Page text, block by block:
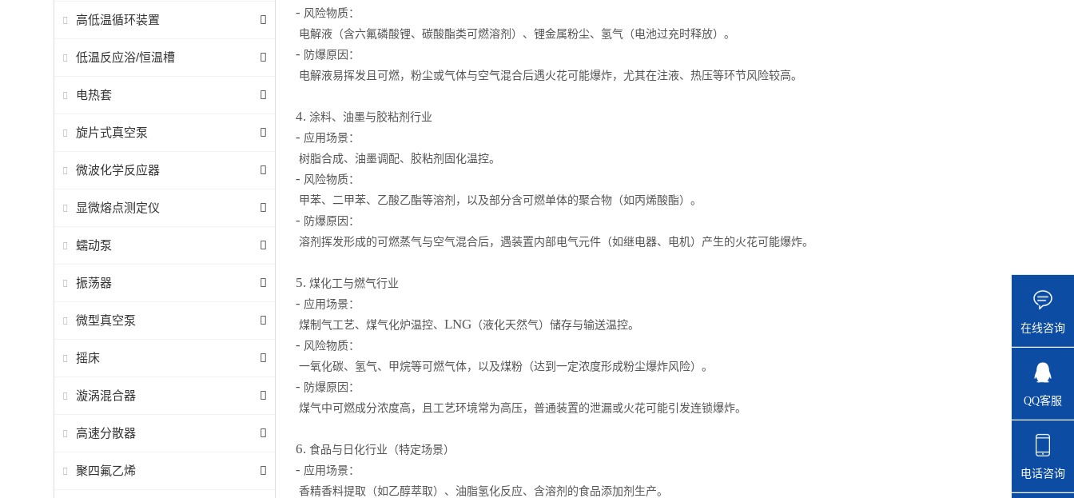
高低温循环装置
低温反应浴/恒温槽
电热套
旋片式真空泵
微波化学反应器
显微熔点测定仪
蠕动泵
振荡器
微型真空泵
摇床
漩涡混合器
高速分散器
聚四氟乙烯
- 风险物质：
电解液（含六氟磷酸锂、碳酸酯类可燃溶剂）、锂金属粉尘、氢气（电池过充时释放）。
- 防爆原因：
电解液易挥发且可燃，粉尘或气体与空气混合后遇火花可能爆炸，尤其在注液、热压等环节风险较高。
4. 涂料、油墨与胶粘剂行业
- 应用场景：
树脂合成、油墨调配、胶粘剂固化温控。
- 风险物质：
甲苯、二甲苯、乙酸乙酯等溶剂，以及部分含可燃单体的聚合物（如丙烯酸酯）。
- 防爆原因：
溶剂挥发形成的可燃蒸气与空气混合后，遇装置内部电气元件（如继电器、电机）产生的火花可能爆炸。
5. 煤化工与燃气行业
- 应用场景：
煤制气工艺、煤气化炉温控、 LNG（液化天然气）储存与输送温控。
- 风险物质：
一氧化碳、氢气、甲烷等可燃气体，以及煤粉（达到一定浓度形成粉尘爆炸风险）。
- 防爆原因：
煤气中可燃成分浓度高，且工艺环境常为高压，普通装置的泄漏或火花可能引发连锁爆炸。
6. 食品与日化行业（特定场景）
- 应用场景：
香精香料提取（如乙醇萃取）、油脂氢化反应、含溶剂的食品添加剂生产。
在线咨询
QQ客服
电话咨询